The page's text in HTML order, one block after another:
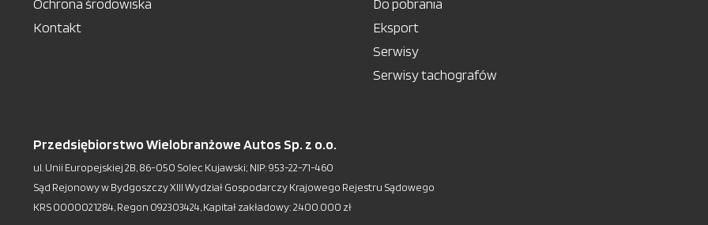
Ochrona środowiska
Kontakt
Do pobrania
Eksport
Serwisy
Serwisy tachografów
Przedsiębiorstwo Wielobranżowe Autos Sp. z o.o.
ul. Unii Europejskiej 2B, 86-050 Solec Kujawski; NIP: 953-22-71-460
Sąd Rejonowy w Bydgoszczy XIII Wydział Gospodarczy Krajowego Rejestru Sądowego
KRS 0000021284, Regon 092303424, Kapitał zakładowy: 2.400.000 zł